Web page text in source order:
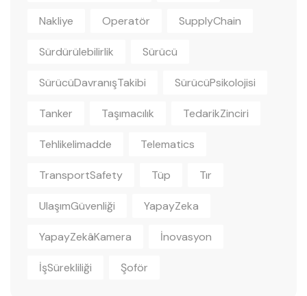
Nakliye Operatör SupplyChain
Sürdürülebilirlik Sürücü
SürücüDavranışTakibi SürücüPsikolojisi
Tanker Taşımacılık TedarikZinciri
Tehlikelimadde Telematics
TransportSafety Tüp Tır
UlaşımGüvenliği YapayZeka
YapayZekâKamera İnovasyon
İşSürekliliği Şoför